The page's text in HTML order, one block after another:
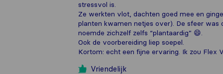
stressvol is.
Ze werkten vlot, dachten goed mee en
planten kwamen netjes over). De sfeer
noemde zichzelf zelfs “plantaardig” 😄.
Ook de voorbereiding liep soepel.
Kortom: echt een fijne ervaring. Ik zou Flex
Vriendelijk